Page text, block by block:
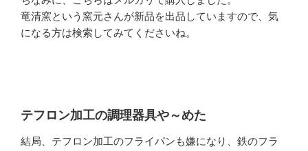
竜清窯という窯元さんが新品を出品していますので、気
になる方は検索してみてくださいね。
テフロン加工の調理器具や～めた
結局、テフロン加工のフライパンも嫌になり、鉄のフラ